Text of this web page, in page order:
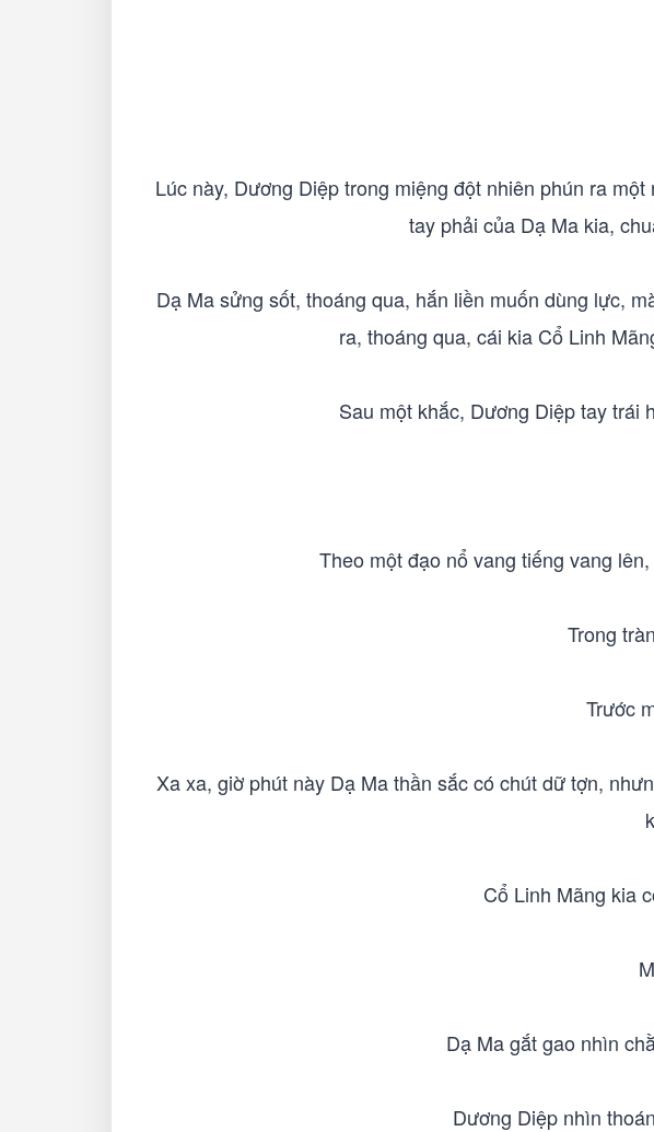
Lúc này, Dương Diệp trong miệng đột nhiên phún ra
tay phải của Dạ Ma kia,
Dạ Ma sửng sốt, thoáng qua, hắn liền muốn dùng lực,
ra, thoáng qua, cái kia Cổ Linh
Sau một khắc, Dương Diệp tay trái
Theo một đạo nổ vang tiếng vang
Trong
Trước
Xa xa, giờ phút này Dạ Ma thần sắc có chút dữ tợn,
Cổ Linh Mãng kia
Dạ Ma gắt gao nhìn
Dương Diệp nhìn